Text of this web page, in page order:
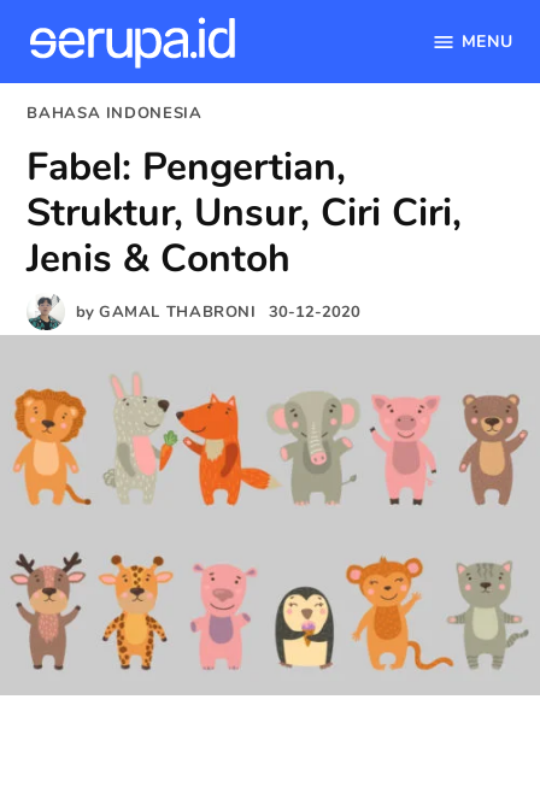
content
MENU
POSTED
BAHASA INDONESIA
Fabel: Pengertian,
Struktur, Unsur, Ciri Ciri,
Jenis & Contoh
by GAMAL THABRONI 30-12-2020